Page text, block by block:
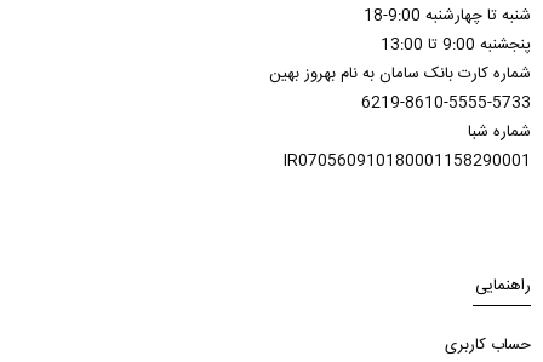
شنبه تا چهارشنبه 9:00-18
پنجشنبه 9:00 تا 13:00
شماره کارت بانک سامان به نام بهروز بهین
6219-8610-5555-5733
شماره شبا
IR070560910180001158290001
راهنمایی
حساب کاربری